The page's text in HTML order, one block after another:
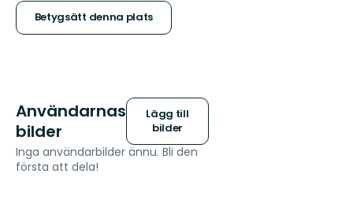
stjärnor
Betygsätt denna plats
Användarnas
bilder
Lägg till
bilder
Inga användarbilder ännu. Bli den
första att dela!